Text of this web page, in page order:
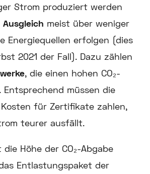
Strom produziert werden
Ausgleich meist über weniger
Energiequellen erfolgen (dies
2021 der Fall). Dazu zählen
, die einen hohen CO₂-
Entsprechend müssen die
für Zertifikate zahlen,
teurer ausfällt.
Höhe der CO₂-Abgabe
Entlastungspaket der